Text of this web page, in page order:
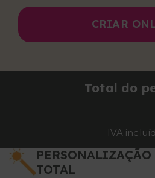
CRIAR
Total do
IVA
PERSONALIZAÇÃO
TOTAL